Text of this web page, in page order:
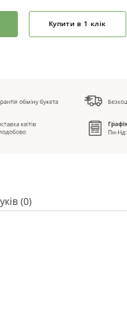
Купити в 1 клік
(0)